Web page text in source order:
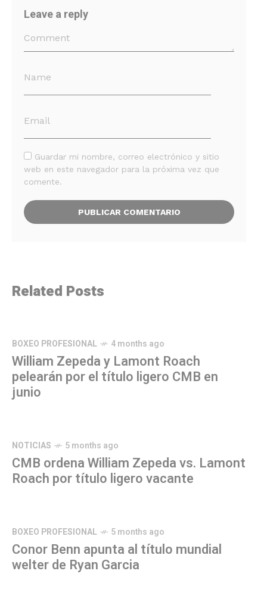
Leave a reply
Guardar mi nombre, correo electrónico y sitio
web en este navegador para la próxima vez que
comente.
Related Posts
BOXEO PROFESIONAL 4 months ago
William Zepeda y Lamont Roach
pelearán por el título ligero CMB en
junio
NOTICIAS 5 months ago
CMB ordena William Zepeda vs. Lamont
Roach por título ligero vacante
BOXEO PROFESIONAL 5 months ago
Conor Benn apunta al título mundial
welter de Ryan Garcia